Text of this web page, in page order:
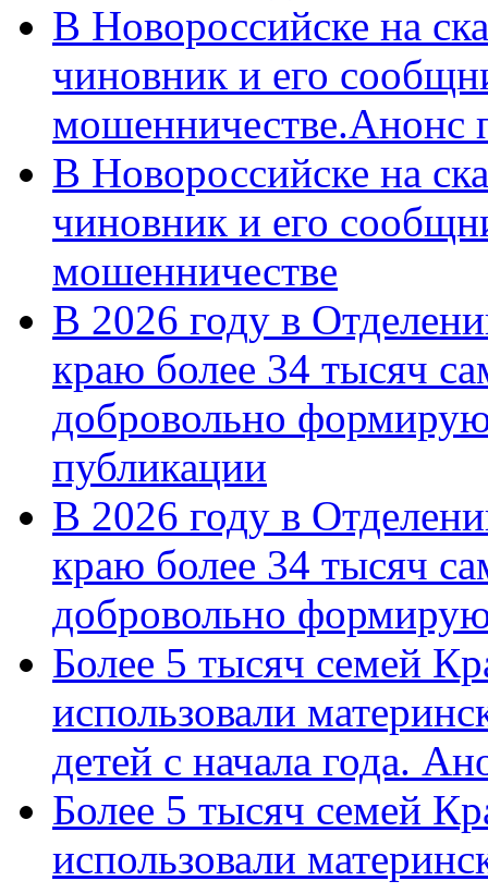
В Новороссийске на
чиновник и его
мошенничестве.Анонс
В Новороссийске на
чиновник и его
мошенничестве
В 2026 году в
краю более 34 тысяч
добровольно
публикации
В 2026 году в
краю более 34 тысяч
добровольно
Более 5 тысяч семей
использовали
детей с начала года.
Более 5 тысяч семей
использовали